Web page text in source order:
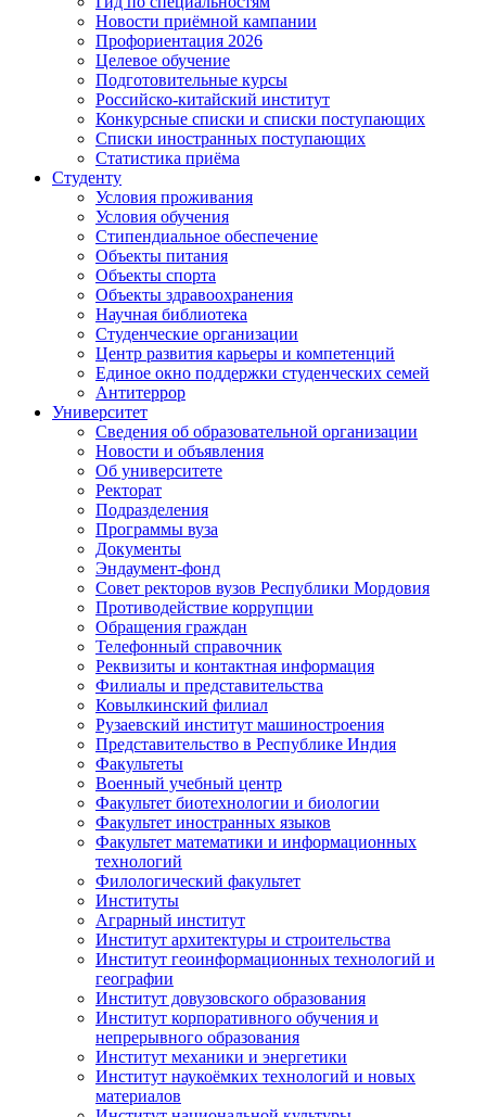
Новости приёмной кампании
Профориентация 2026
Целевое обучение
Подготовительные курсы
Российско-китайский институт
Конкурсные списки и списки поступающих
Списки иностранных поступающих
Статистика приёма
Студенту
Условия проживания
Условия обучения
Стипендиальное обеспечение
Объекты питания
Объекты спорта
Объекты здравоохранения
Научная библиотека
Студенческие организации
Центр развития карьеры и компетенций
Единое окно поддержки студенческих семей
Антитеррор
Университет
Сведения об образовательной организации
Новости и объявления
Об университете
Ректорат
Подразделения
Программы вуза
Документы
Эндаумент-фонд
Совет ректоров вузов Республики Мордовия
Противодействие коррупции
Обращения граждан
Телефонный справочник
Реквизиты и контактная информация
Филиалы и представительства
Ковылкинский филиал
Рузаевский институт машиностроения
Представительство в Республике Индия
Факультеты
Военный учебный центр
Факультет биотехнологии и биологии
Факультет иностранных языков
Факультет математики и информационных
технологий
Филологический факультет
Институты
Аграрный институт
Институт архитектуры и строительства
Институт геоинформационных технологий и
географии
Институт довузовского образования
Институт корпоративного обучения и
непрерывного образования
Институт механики и энергетики
Институт наукоёмких технологий и новых
материалов